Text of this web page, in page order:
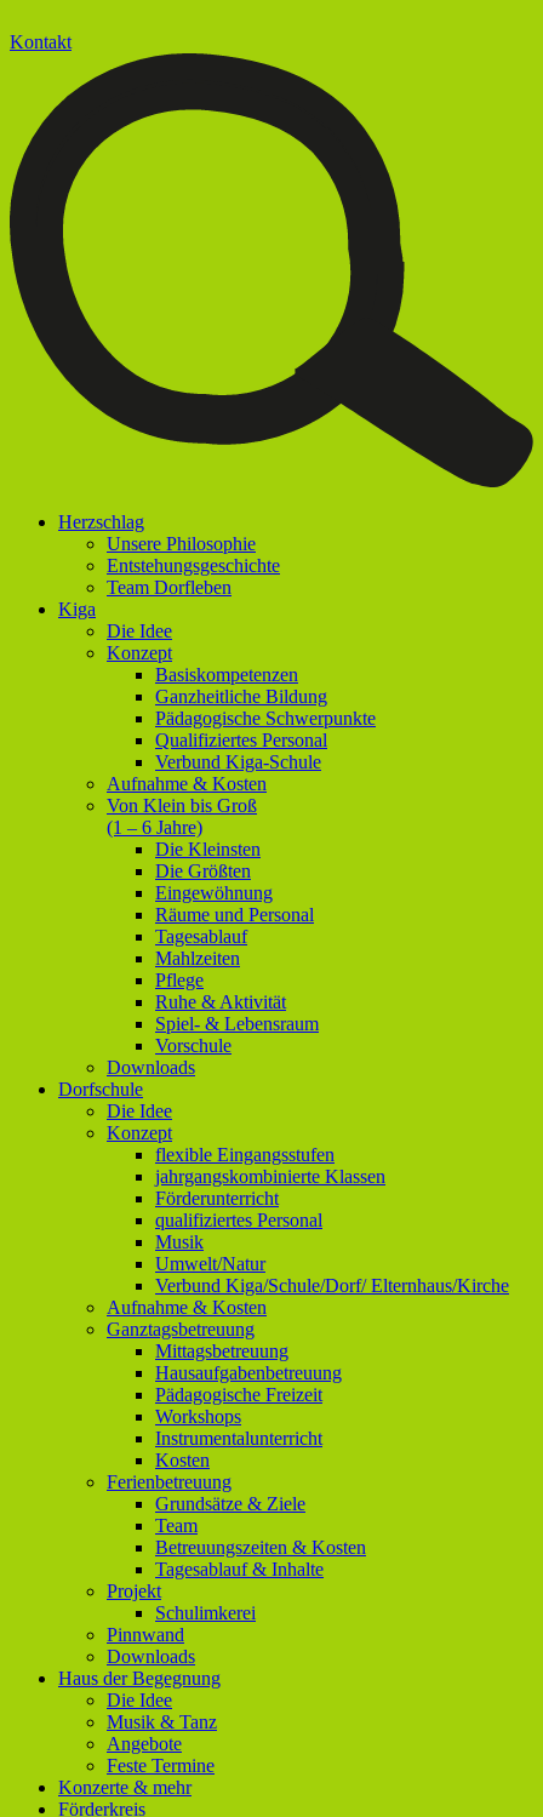
Kontakt
Herzschlag
Unsere Philosophie
Entstehungsgeschichte
Team Dorfleben
Kiga
Die Idee
Konzept
Basiskompetenzen
Ganzheitliche Bildung
Pädagogische Schwerpunkte
Qualifiziertes Personal
Verbund Kiga-Schule
Aufnahme & Kosten
Von Klein bis Groß
(1 – 6 Jahre)
Die Kleinsten
Die Größten
Eingewöhnung
Räume und Personal
Tagesablauf
Mahlzeiten
Pflege
Ruhe & Aktivität
Spiel- & Lebensraum
Vorschule
Downloads
Dorfschule
Die Idee
Konzept
flexible Eingangsstufen
jahrgangskombinierte Klassen
Förderunterricht
qualifiziertes Personal
Musik
Umwelt/Natur
Verbund Kiga/Schule/Dorf/ Elternhaus/Kirche
Aufnahme & Kosten
Ganztagsbetreuung
Mittagsbetreuung
Hausaufgabenbetreuung
Pädagogische Freizeit
Workshops
Instrumentalunterricht
Kosten
Ferienbetreuung
Grundsätze & Ziele
Team
Betreuungszeiten & Kosten
Tagesablauf & Inhalte
Projekt
Schulimkerei
Pinnwand
Downloads
Haus der Begegnung
Die Idee
Musik & Tanz
Angebote
Feste Termine
Konzerte & mehr
Förderkreis